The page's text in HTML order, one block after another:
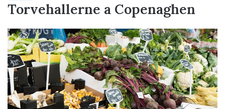
Torvehallerne a Copenaghen